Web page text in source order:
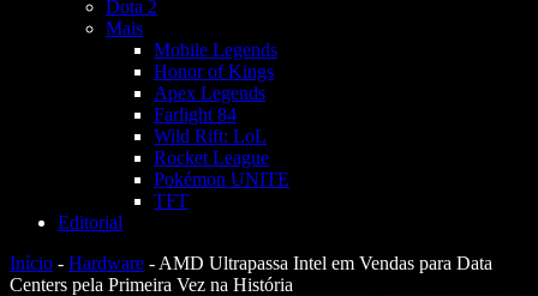
Dota 2
Mais
Mobile Legends
Honor of Kings
Apex Legends
Farlight 84
Wild Rift: LoL
Rocket League
Pokémon UNITE
TFT
Editorial
Início - Hardware - AMD Ultrapassa Intel em Vendas para Data
Centers pela Primeira Vez na História